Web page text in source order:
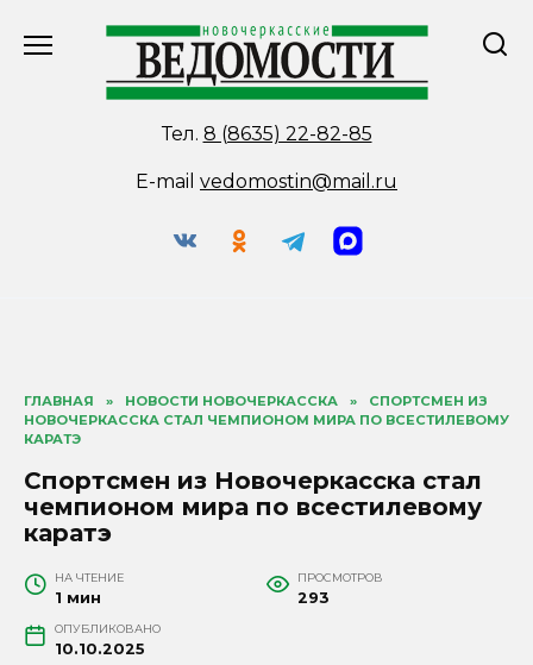
Тел. 8 (8635) 22-82-85
E-mail vedomostin@mail.ru
ГЛАВНАЯ » НОВОСТИ НОВОЧЕРКАССКА »
СПОРТСМЕН ИЗ
НОВОЧЕРКАССКА СТАЛ ЧЕМПИОНОМ МИРА ПО ВСЕСТИЛЕВОМУ
КАРАТЭ
Спортсмен из Новочеркасска стал
чемпионом мира по всестилевому
каратэ
НА ЧТЕНИЕ
1 мин
ПРОСМОТРОВ
293
ОПУБЛИКОВАНО
10.10.2025